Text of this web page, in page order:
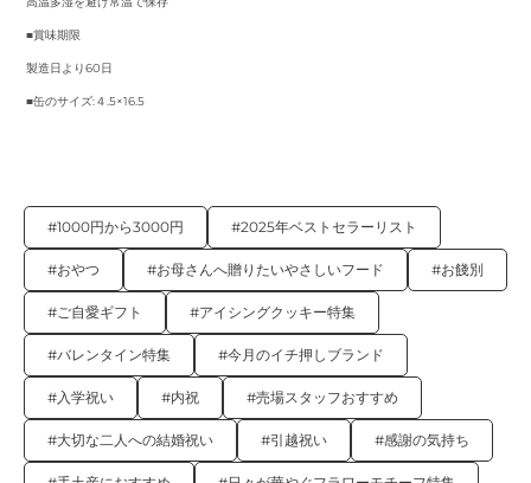
■賞味期限
製造日より60日
■缶のサイズ:４.5×16.5
#1000円から3000円 #2025年ベストセラーリスト
#おやつ #お母さんへ贈りたいやさしいフード #お餞別
#ご自愛ギフト #アイシングクッキー特集
#バレンタイン特集 #今月のイチ押しブランド
#入学祝い #内祝 #売場スタッフおすすめ
#大切な二人への結婚祝い #引越祝い #感謝の気持ち